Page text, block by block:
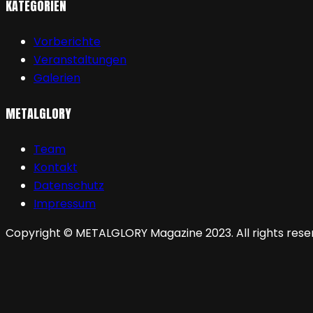
KATEGORIEN
Vorberichte
Veranstaltungen
Galerien
METALGLORY
Team
Kontakt
Datenschutz
Impressum
Copyright © METALGLORY Magazine 2023. All rights